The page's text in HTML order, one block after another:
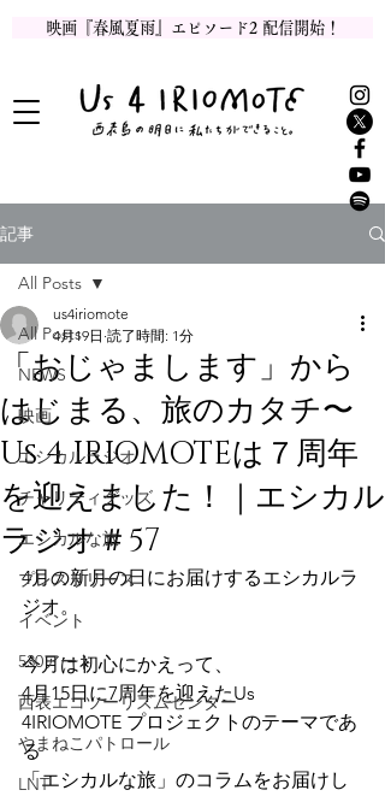
映画『春風夏雨』エピソード2 配信開始！
記事
All Posts
NEWS
映画
エシカルラジオ
チャリティグッズ
エシカルな旅
プレスリリース
イベント
530アート
西表エコツーリズムセンター
やまねこパトロール
LNT
All Posts
「おじゃまします」から
はじまる、旅のカタチ〜
Us 4 IRIOMOTEは７周年
を迎えました！｜エシカル
ラジオ＃57
us4iriomote
4月19日 読了時間: 1分
4月の新月の日にお届けするエシカルラ
ジオ。
今月は初心にかえって、
4月15日に7周年を迎えたUs
4IRIOMOTE プロジェクトのテーマであ
る
「エシカルな旅」のコラムをお届けし